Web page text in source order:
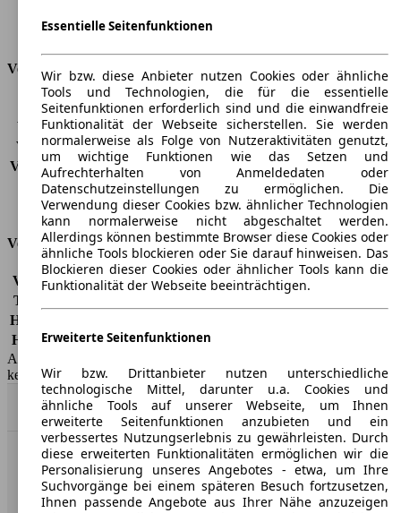
Kofferraumvolumen
-
Verbrauch
CO2 Emissionen*
220 g/km (komb.)
Verbrauch (Stadt)
11,4 l/100km
Verbrauch (Land)
6,5 l/100km
Verbrauch (komb.)*
8,3 l/100km
Schadstoffklasse
EU3
Tankinhalt
70 l
Versicherungsklassen
Vollkasko -
Teilkasko
Haftpflicht
HSN/TSN 8251/318, 8251/322
AutoScout24 GmbH übernimmt für die Richtigkeit der Angaben
keine Gewähr.
Nach Oben
AutoScout24: Europaweit der größte Online-Automarkt.
Essentielle Seitenfunktionen
Wir bzw. diese Anbieter nutzen Cookies oder ähnliche
Tools und Technologien, die für die essentielle
Seitenfunktionen erforderlich sind und die einwandfreie
Funktionalität der Webseite sicherstellen. Sie werden
normalerweise als Folge von Nutzeraktivitäten genutzt,
um wichtige Funktionen wie das Setzen und
Aufrechterhalten von Anmeldedaten oder
Datenschutzeinstellungen zu ermöglichen. Die
Verwendung dieser Cookies bzw. ähnlicher Technologien
kann normalerweise nicht abgeschaltet werden.
Allerdings können bestimmte Browser diese Cookies oder
ähnliche Tools blockieren oder Sie darauf hinweisen. Das
Blockieren dieser Cookies oder ähnlicher Tools kann die
Funktionalität der Webseite beeinträchtigen.
Erweiterte Seitenfunktionen
Wir bzw. Drittanbieter nutzen unterschiedliche
technologische Mittel, darunter u.a. Cookies und
ähnliche Tools auf unserer Webseite, um Ihnen
erweiterte Seitenfunktionen anzubieten und ein
verbessertes Nutzungserlebnis zu gewährleisten. Durch
diese erweiterten Funktionalitäten ermöglichen wir die
Personalisierung unseres Angebotes - etwa, um Ihre
Suchvorgänge bei einem späteren Besuch fortzusetzen,
Ihnen passende Angebote aus Ihrer Nähe anzuzeigen